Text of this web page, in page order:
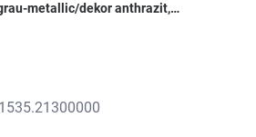
grau-metallic/dekor anthrazit,